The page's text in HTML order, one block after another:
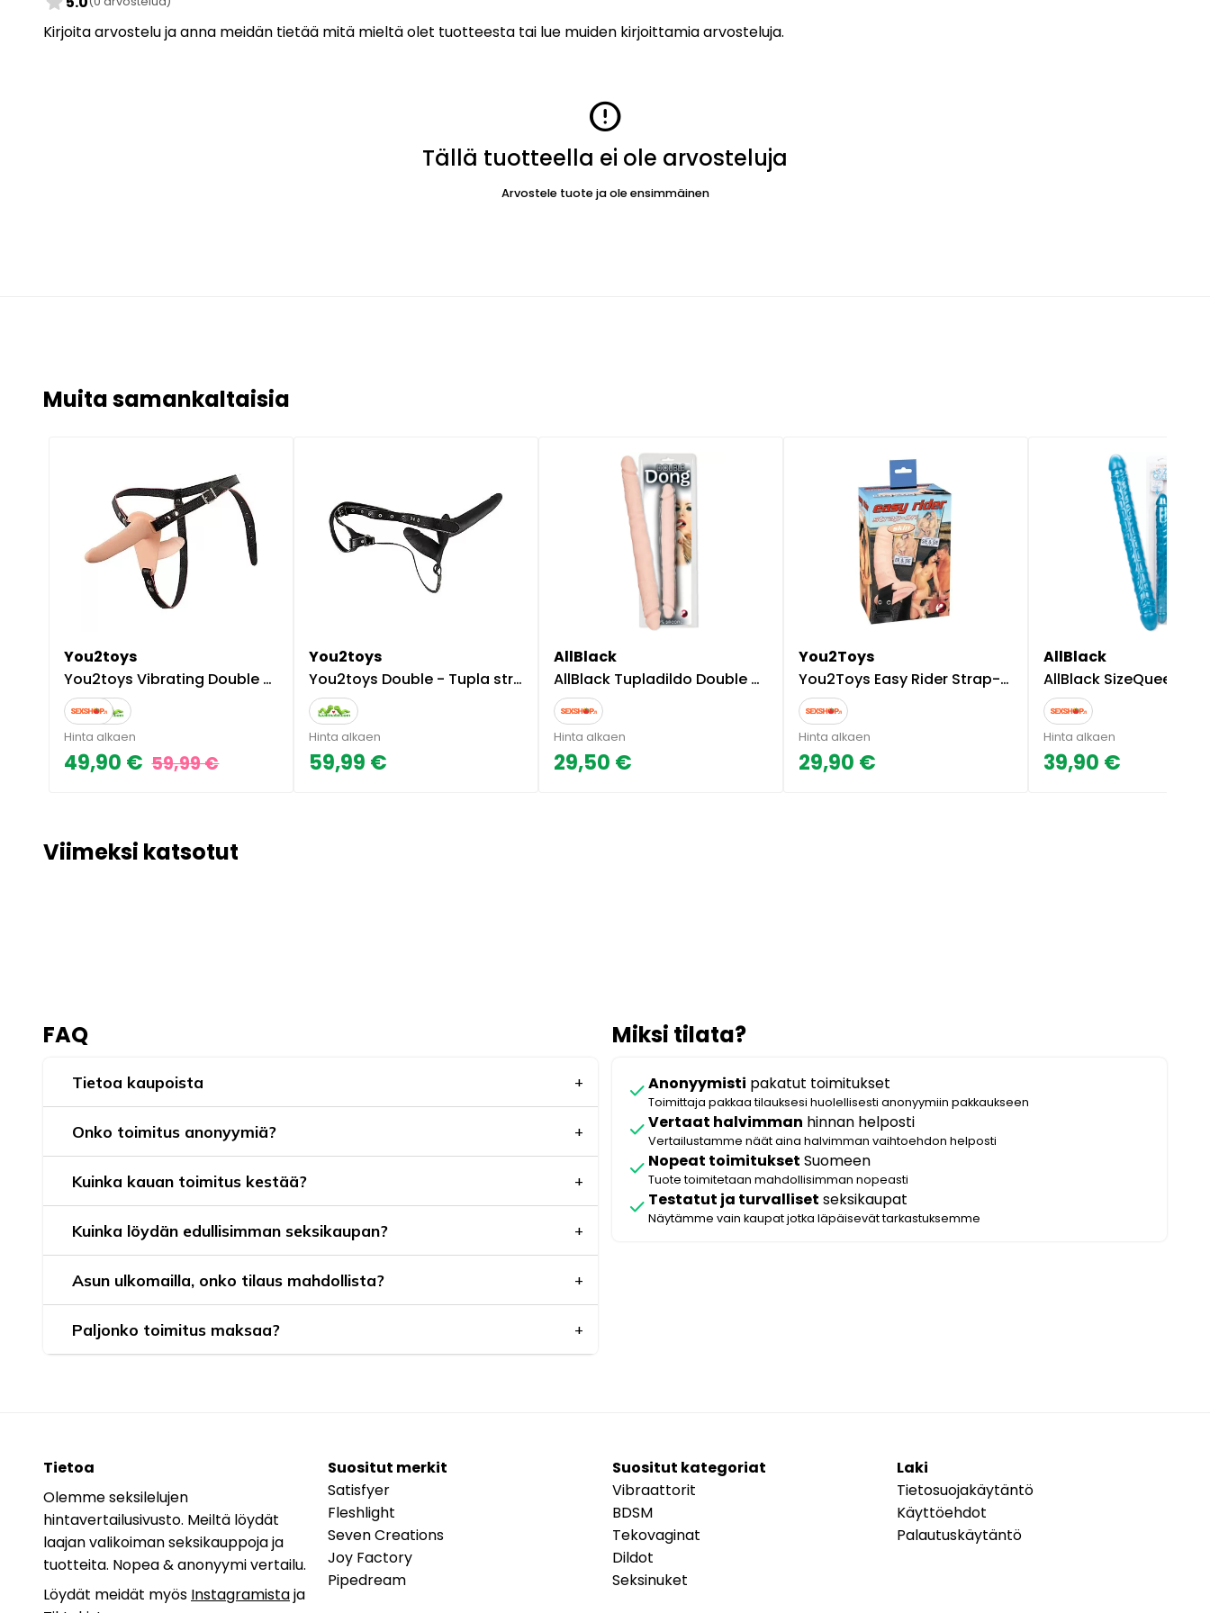
Kirjoita arvostelu ja anna meidän tietää mitä mieltä olet tuotteesta tai lue muiden kirjoittamia arvosteluja.
error
Tällä tuotteella ei ole arvosteluja
Arvostele tuote ja ole ensimmäinen
Muita samankaltaisia
You2toys
You2toys Vibrating Double Strap-On
Hinta alkaen
49,90 € 59,99 €
You2toys
You2toys Double - Tupla strap-on
Hinta alkaen
59,99 €
AllBlack
AllBlack Tupladildo Double Dong
Hinta alkaen
29,50 €
You2Toys
You2Toys Easy Rider Strap-On Dildo Moottorilla
Hinta alkaen
29,90 €
AllBlack
AllBlack SizeQueen Sininen
Hinta alkaen
39,90 €
Viimeksi katsotut
FAQ
Tietoa kaupoista
Onko toimitus anonyymiä?
Kuinka kauan toimitus kestää?
Kuinka löydän edullisimman seksikaupan?
Asun ulkomailla, onko tilaus mahdollista?
Paljonko toimitus maksaa?
Miksi tilata?
checkAnonyymisti pakatut toimitukset
Toimittaja pakkaa tilauksesi huolellisesti anonyymiin pakkaukseen
checkVertaat halvimman hinnan helposti
Vertailustamme näät aina halvimman vaihtoehdon helposti
check Nopeat toimitukset Suomeen
Tuote toimitetaan mahdollisimman nopeasti
check Testatut ja turvalliset seksikaupat
Näytämme vain kaupat jotka läpäisevät tarkastuksemme
Tietoa
Olemme seksilelujen
hintavertailusivusto. Meiltä löydät
laajan valikoiman seksikauppoja ja
tuotteita. Nopea & anonyymi vertailu.
Löydät meidät myös Instagramistaja
Suositut merkit
Satisfyer
Fleshlight
Seven Creations
Joy Factory
Pipedream
Suositut kategoriat
Vibraattorit
BDSM
Tekovaginat
Dildot
Seksinuket
Laki
Tietosuojakäytäntö
Käyttöehdot
Palautuskäytäntö